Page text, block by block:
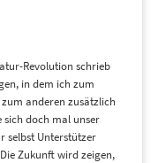
Revolution schrieb
in dem ich zum
anderen zusätzlich
sich doch mal unser
selbst Unterstützer
Zukunft wird zeigen,